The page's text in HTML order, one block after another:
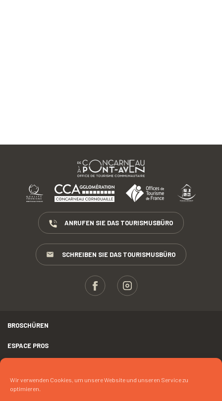
Wir verwenden Cookies, um unsere Website und unseren Service zu
optimieren.
ANRUFEN SIE DAS TOURISMUSBÜRO
SCHREIBEN SIE DAS TOURISMUSBÜRO
BROSCHÜREN
ESPACE PROS
RECHTLICHER HINWEIS